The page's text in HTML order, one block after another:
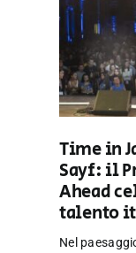
Time in
Sayf: il
Ahead
talento
Nel